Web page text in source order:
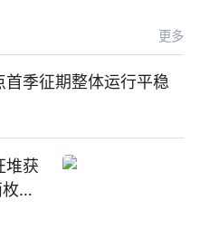
更多
季征期整体运行平稳
堆获
金